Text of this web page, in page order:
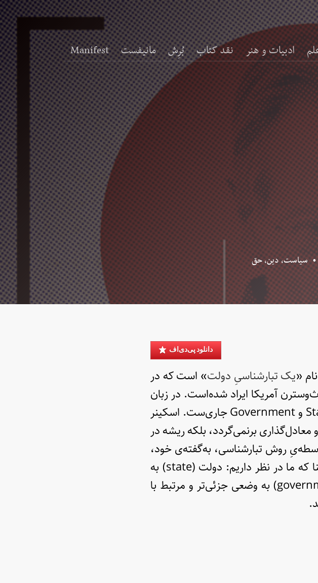
ادبیات و هنر نقد کتاب بُرِش مانیفست Manifest
• سیاست، دین، حق
دانلود پی‌دی‌اف
«یک تبارشناسیِ دولت» است که در
نورث‌وسترن آمریکا ایراد شده‌است. در زبان
فارسی به قدرِ کفایت سردرگمی در معادل‌گذاریِ State و Government جاری‌ست. اسکینر
برنمی‌گردد، بلکه ریشه در
روش تبارشناسی، به‌گفته‌ی خود،
می‌کوشد این دو را از هم جدا کند، اما نه به آن معنا که ما در نظر داریم: دولت (state) به
وضع کلی‌تر اشاره می‌کند و هیئت حکم‌رانی (government) به وضعی جزئی‌تر و مرتبط با